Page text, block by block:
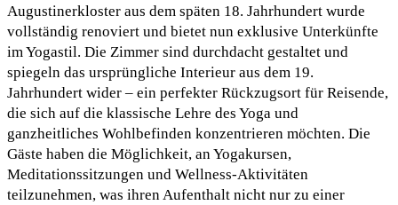
Augustinerkloster aus dem späten 18. Jahrhundert wurde
vollständig renoviert und bietet nun exklusive Unterkünfte
im Yogastil. Die Zimmer sind durchdacht gestaltet und
spiegeln das ursprüngliche Interieur aus dem 19.
Jahrhundert wider – ein perfekter Rückzugsort für Reisende,
die sich auf die klassische Lehre des Yoga und
ganzheitliches Wohlbefinden konzentrieren möchten. Die
Gäste haben die Möglichkeit, an Yogakursen,
Meditationssitzungen und Wellness-Aktivitäten
teilzunehmen, was ihren Aufenthalt nicht nur zu einer